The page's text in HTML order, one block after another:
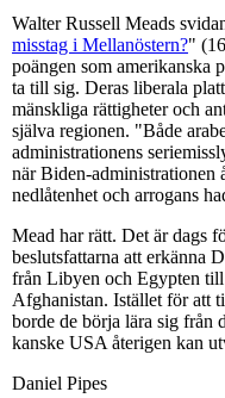
Walter Russell Meads
misstag i Mellanöstern?"
poängen som amerikanska
ta till sig. Deras liberala
mänskliga rättigheter och
själva regionen. "Både
administrationens
när Biden-administrationen
nedlåtenhet och arrogans
Mead har rätt. Det är dags
beslutsfattarna att erkänna
från Libyen och Egypten
Afghanistan. Istället för att
borde de börja lära sig från
kanske USA återigen kan
Daniel Pipes